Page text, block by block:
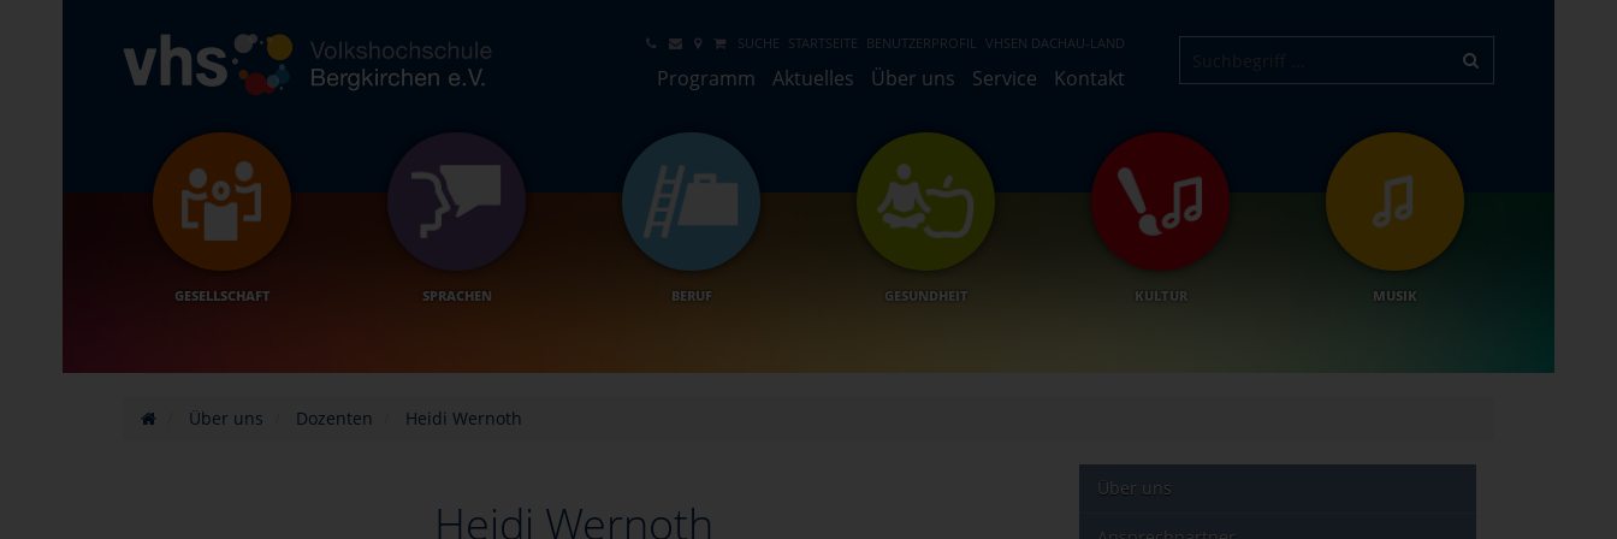
SUCHE STARTSEITE BENUTZERPROFIL VHSEN DACHAU-LAND
Programm Aktuelles Über uns Service Kontakt
GESELLSCHAFT SPRACHEN BERUF GESUNDHEIT KULTUR MUSIK
Über uns Dozenten Heidi Wernoth
Heidi Wernoth
Über uns